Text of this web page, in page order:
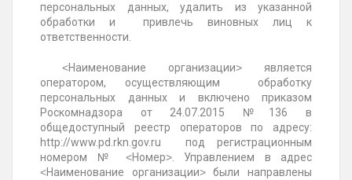
персональных данных, удалить из указанной
обработки и привлечь виновных лиц к
ответственности.
˂Наименование организации˃ является
оператором, осуществляющим обработку
персональных данных и включено приказом
Роскомнадзора от 24.07.2015 №136 в
общедоступный реестр операторов по адресу:
http://www.pd.rkn.gov.ru под регистрационным
номером № ˂Номер˃. Управлением в адрес
˂Наименование организации˃ были направлены